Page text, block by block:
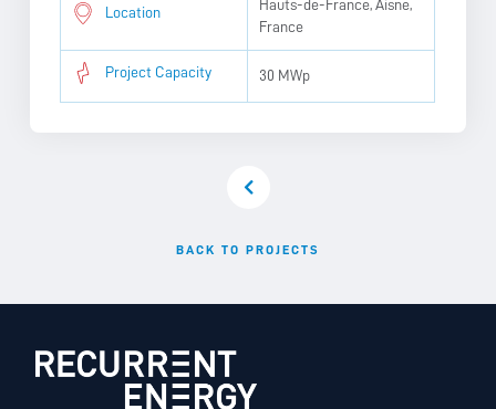
Location
Hauts-de-France, Aisne,
France
Project Capacity 30 MWp
BACK TO PROJECTS